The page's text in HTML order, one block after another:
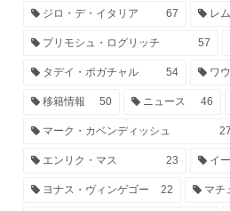
ジロ・デ・イタリア 67 レ
プリモシュ・ログリッチ 57
タデイ・ポガチャル 54 ワ
移籍情報 50 ニュース 46
マーク・カベンディッシュ 27
エンリク・マス 23 イ
ヨナス・ヴィンゲゴー 22 マチ